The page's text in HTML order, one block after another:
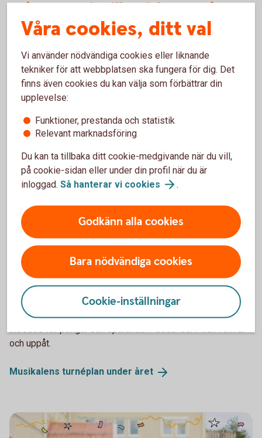
Från spargris till Swish - 100 år
med Lyckoslanten
Välkommen att besöka jubileumsutställningen som handlar
om barn och pengar. Den öppnar 21 februari och kan ses på
plats eller digitalt.
Spara och Slösa
Musikal med Spara & Slösa
En fartfylld och rolig föreställning som vill väcka barns
och uppåt.
Musikalens turnéplan under året
Våra cookies, ditt val
Vi använder nödvändiga cookies eller liknande
tekniker för att webbplatsen ska fungera för dig. Det
finns även cookies du kan välja som förbättrar din
upplevelse:
Funktioner, prestanda och statistik
Relevant marknadsföring
Du kan ta tillbaka ditt cookie-medgivande när du vill,
på cookie-sidan eller under din profil när du är
inloggad. Så hanterar vi cookies .
Godkänn alla cookies
Bara nödvändiga cookies
Cookie-inställningar